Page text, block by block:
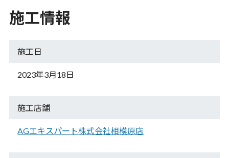
施工情報
施工日
2023年3月18日
施工店舗
AGエキスパート株式会社相模原店